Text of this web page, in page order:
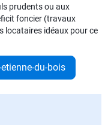
prudents ou aux
foncier (travaux
locataires idéaux pour ce
du-bois